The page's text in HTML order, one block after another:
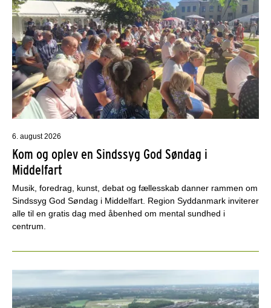
6. august 2026
Kom og oplev en Sindssyg God Søndag i
Middelfart
Musik, foredrag, kunst, debat og fællesskab danner rammen om
Sindssyg God Søndag i Middelfart. Region Syddanmark inviterer
alle til en gratis dag med åbenhed om mental sundhed i
centrum.